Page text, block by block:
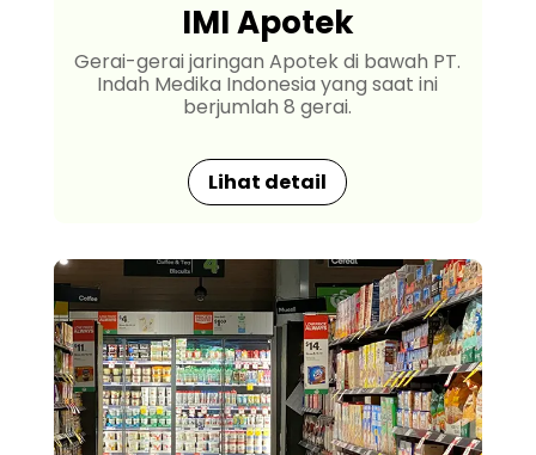
IMI Apotek
Gerai-gerai jaringan Apotek di bawah PT.
Indah Medika Indonesia yang saat ini
berjumlah 8 gerai.
Lihat detail